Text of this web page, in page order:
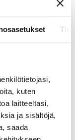
kuten
laitteeltasi,
ja sisältöjä,
saada
5 %
30 %
0–15 %